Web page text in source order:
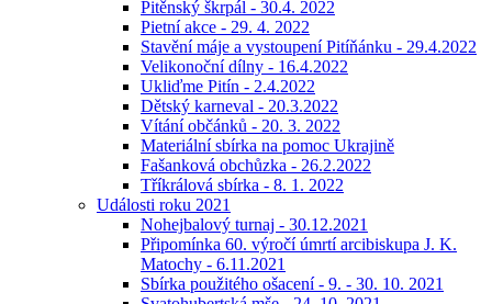
Pitěnský škrpál - 30.4. 2022
Pietní akce - 29. 4. 2022
Stavění máje a vystoupení Pitíňánku - 29.4.2022
Velikonoční dílny - 16.4.2022
Ukliďme Pitín - 2.4.2022
Dětský karneval - 20.3.2022
Vítání občánků - 20. 3. 2022
Materiální sbírka na pomoc Ukrajině
Fašanková obchůzka - 26.2.2022
Tříkrálová sbírka - 8. 1. 2022
Události roku 2021
Nohejbalový turnaj - 30.12.2021
Připomínka 60. výročí úmrtí arcibiskupa J. K.
Matochy - 6.11.2021
Sbírka použitého ošacení - 9. - 30. 10. 2021